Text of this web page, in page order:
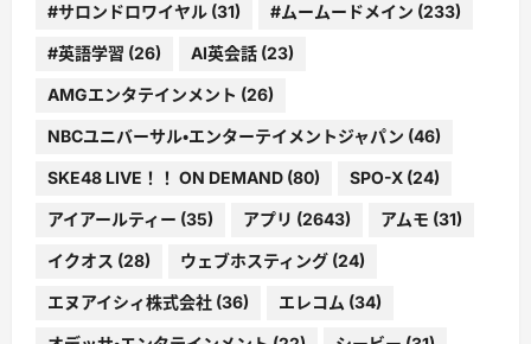
#サロンドロワイヤル (31) #ムームードメイン (233)
#英語学習 (26) AI英会話 (23)
AMGエンタテインメント (26)
NBCユニバーサル・エンターテイメントジャパン (46)
SKE48 LIVE！！ ON DEMAND (80) SPO-X (24)
アイアールティー (35) アプリ (2643) アムモ (31)
イクオス (28) ウェブホスティング (24)
エヌアイシィ株式会社 (36) エレコム (34)